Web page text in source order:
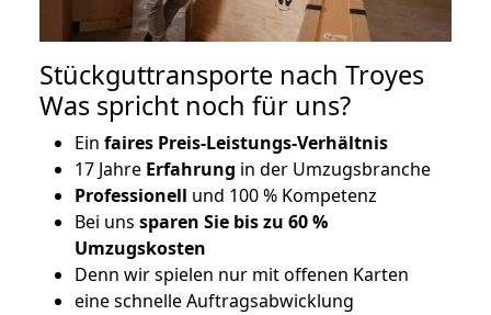
Stückguttransporte nach Troyes
Was spricht noch für uns?
Ein faires Preis-Leistungs-Verhältnis
17 Jahre Erfahrung in der Umzugsbranche
Professionell und 100 % Kompetenz
Bei uns sparen Sie bis zu 60 %
Umzugskosten
Denn wir spielen nur mit offenen Karten
eine schnelle Auftragsabwicklung